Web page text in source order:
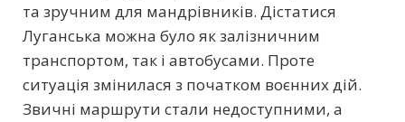
та зручним для мандрівників. Дістатися
Луганська можна було як залізничним
транспортом, так і автобусами. Проте
ситуація змінилася з початком воєнних дій.
Звичні маршрути стали недоступними, а